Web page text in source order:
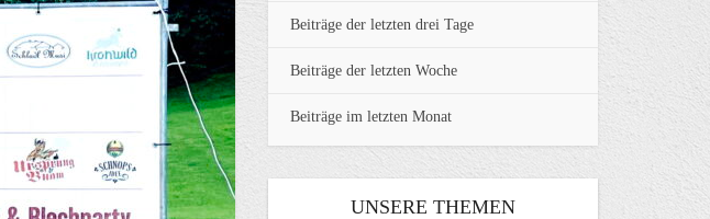
Beiträge der letzten drei Tage
Beiträge der letzten Woche
Beiträge im letzten Monat
UNSERE THEMEN